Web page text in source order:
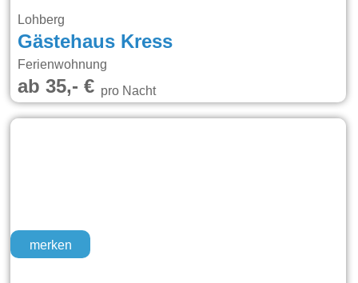
Lohberg
Gästehaus Kress
Ferienwohnung
ab 35,- €pro Nacht
merken